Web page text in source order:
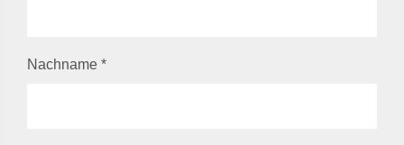
Nachname *